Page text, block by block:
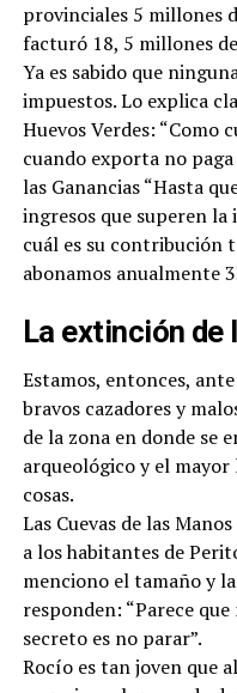
provinciales 5 millones
facturó 18, 5 millones
Ya es sabido que
impuestos. Lo explica
Huevos Verdes: “Como
cuando exporta no
las Ganancias “Hasta
ingresos que superen la
cuál es su contribución
abonamos anualmente
La extinción de
Estamos, entonces,
bravos cazadores y
de la zona en donde se
arqueológico y el
cosas.
Las Cuevas de las
a los habitantes de
menciono el tamaño y
responden: “Parece
secreto es no parar”.
Rocío es tan joven que